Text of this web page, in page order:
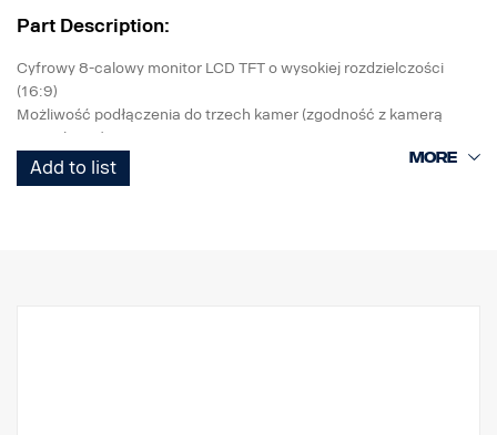
Part Description:
Cyfrowy 8-calowy monitor LCD TFT o wysokiej rozdzielczości
(16:9)
Możliwość podłączenia do trzech kamer (zgodność z kamerą
migawkową)
Pojedynczy tryb wyświetlacza (przez tryb wyzwalania)
Wbudowane 2 typy linii parkingowych
Add to list